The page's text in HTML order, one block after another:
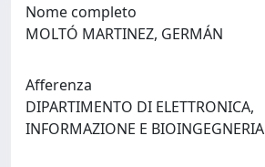
Nome completo
MOLTÓ MARTINEZ, GERMÁN
Afferenza
DIPARTIMENTO DI ELETTRONICA,
INFORMAZIONE E BIOINGEGNERIA